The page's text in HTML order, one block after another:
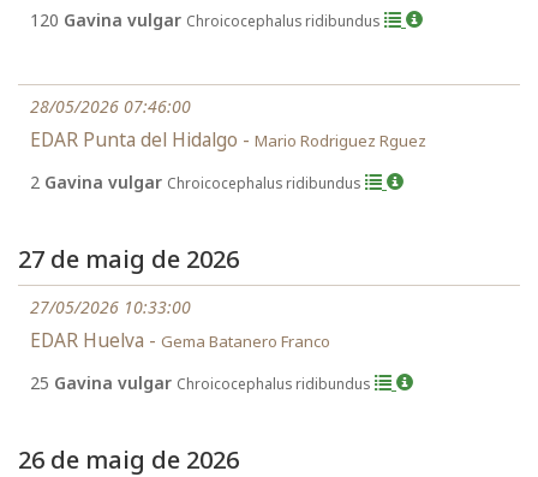
120 Gavina vulgar Chroicocephalus ridibundus
28/05/2026 07:46:00
EDAR Punta del Hidalgo - Mario Rodriguez Rguez
2 Gavina vulgar Chroicocephalus ridibundus
27 de maig de 2026
27/05/2026 10:33:00
EDAR Huelva - Gema Batanero Franco
25 Gavina vulgar Chroicocephalus ridibundus
26 de maig de 2026